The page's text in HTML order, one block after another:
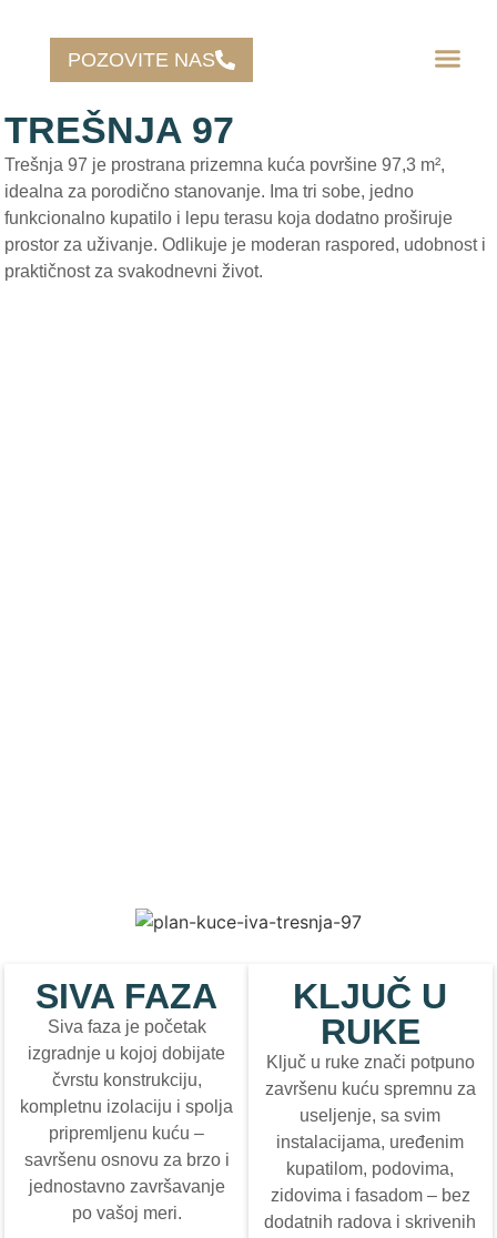
POZOVITE NAS
TREŠNJA 97
Trešnja 97 je prostrana prizemna kuća površine 97,3 m²,
idealna za porodično stanovanje. Ima tri sobe, jedno
funkcionalno kupatilo i lepu terasu koja dodatno proširuje
prostor za uživanje. Odlikuje je moderan raspored, udobnost i
praktičnost za svakodnevni život.
SIVA FAZA
Siva faza je početak
izgradnje u kojoj dobijate
čvrstu konstrukciju,
kompletnu izolaciju i spolja
pripremljenu kuću –
savršenu osnovu za brzo i
jednostavno završavanje
po vašoj meri.
KLJUČ U
RUKE
Ključ u ruke znači potpuno
završenu kuću spremnu za
useljenje, sa svim
instalacijama, uređenim
kupatilom, podovima,
zidovima i fasadom – bez
dodatnih radova i skrivenih